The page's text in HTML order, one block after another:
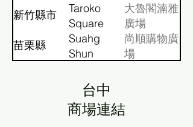
Square
新竹縣市
Taroko
Square
大魯閣湳雅
廣場
苗栗縣
Suahg
Shun
尚順購物廣
場
台中
​商場連結